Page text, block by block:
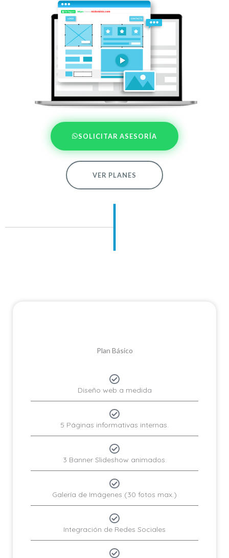
SOLICITAR ASESORÍA
VER PLANES
Plan Básico
Diseño web a medida
5 Páginas informativas internas.
3 Banner Slideshow animados.
Galería de Imágenes (30 fotos max.)
Integración de Redes Sociales